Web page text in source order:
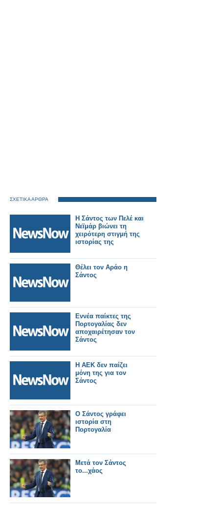
ΣΧΕΤΙΚΑ ΑΡΘΡΑ
Η Σάντος των Πελέ και
Νεϊμάρ βιώνει τη
χειρότερη στιγμή της
ιστορίας της
Θέλει τον Αράο η
Σάντος
Εννέα παίκτες της
Πορτογαλίας δεν
αποχαιρέτησαν τον
Σάντος
Η ΑΕΚ δεν παίζει
μόνη της για τον
Σάντος
Ο Σάντος γράφει
ιστορία στη
Πορτογαλία
Μετά τον Σάντος
το...χάος